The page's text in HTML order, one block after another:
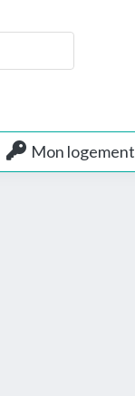
Mon logement